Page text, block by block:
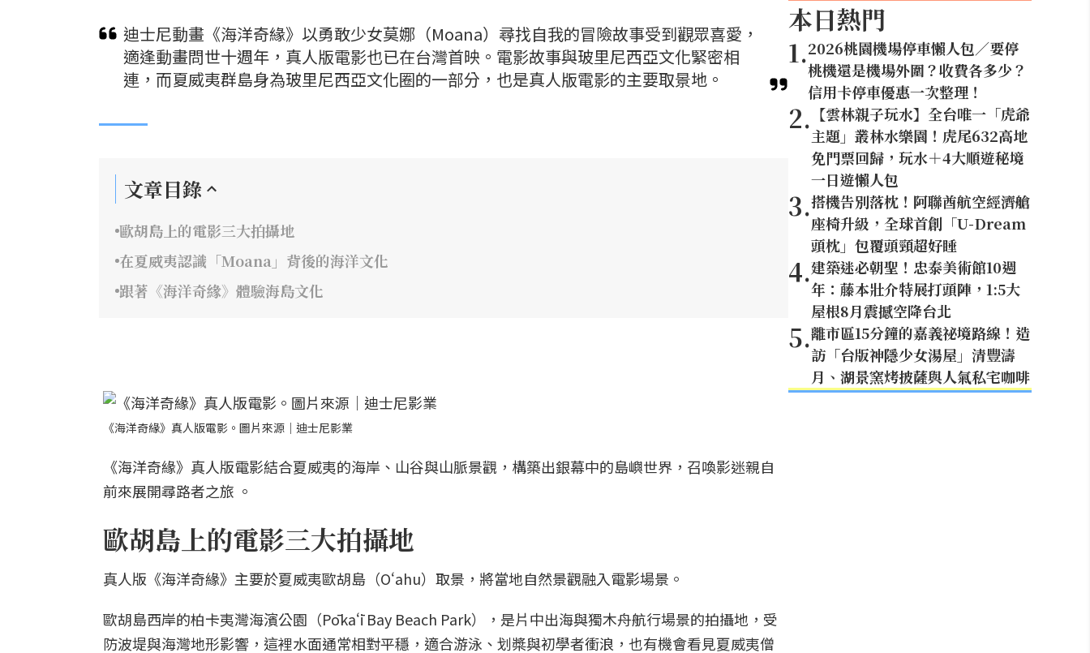
迪士尼動畫《海洋奇緣》以勇敢少女莫娜（Moana）尋找自我的冒險故事受到觀眾喜愛，
適逢動畫問世十週年，真人版電影也已在台灣首映。電影故事與玻里尼西亞文化緊密相
連，而夏威夷群島身為玻里尼西亞文化圈的一部分，也是真人版電影的主要取景地。
文章目錄
歐胡島上的電影三大拍攝地
在夏威夷認識「Moana」背後的海洋文化
跟著《海洋奇緣》體驗海島文化
《海洋奇緣》真人版電影。圖片來源｜迪士尼影業
《海洋奇緣》真人版電影結合夏威夷的海岸、山谷與山脈景觀，構築出銀幕中的島嶼世界，召喚影迷親自
前來展開尋路者之旅 。
歐胡島上的電影三大拍攝地
真人版《海洋奇緣》主要於夏威夷歐胡島（Oʻahu）取景，將當地自然景觀融入電影場景。
歐胡島西岸的柏卡夷灣海濱公園（Pōkaʻī Bay Beach Park），是片中出海與獨木舟航行場景的拍攝地，受
防波堤與海灣地形影響，這裡水面通常相對平穩，適合游泳、划槳與初學者衝浪，也有機會看見夏威夷僧
本日熱門
1.2026桃園機場停車懶人包／要停
桃機還是機場外圍？收費各多少？
信用卡停車優惠一次整理！
2. 【雲林親子玩水】全台唯一「虎爺
主題」叢林水樂園！虎尾632高地
免門票回歸，玩水＋4大順遊秘境
一日遊懶人包
3.搭機告別落枕！阿聯酋航空經濟艙
座椅升級，全球首創「U-Dream
頭枕」包覆頭頸超好睡
4.建築迷必朝聖！忠泰美術館10週
年：藤本壯介特展打頭陣，1:5大
屋根8月震撼空降台北
5.離市區15分鐘的嘉義祕境路線！造
訪「台版神隱少女湯屋」清豐濤
月、湖景窯烤披薩與人氣私宅咖啡